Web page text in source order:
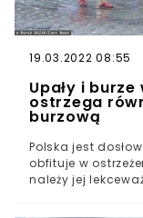
19.03.2022 08:55
Upały i burze
ostrzega
burzową
Polska jest
obfituje w
należy jej